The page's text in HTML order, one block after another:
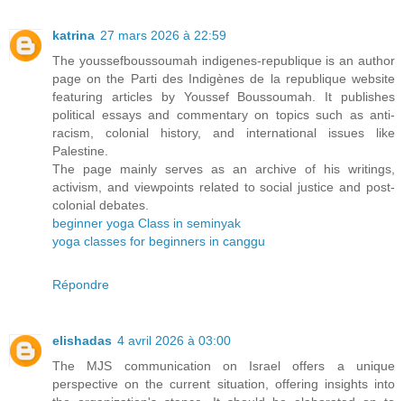
katrina 27 mars 2026 à 22:59
The youssefboussoumah indigenes-republique is an author
page on the Parti des Indigènes de la republique website
featuring articles by Youssef Boussoumah. It publishes
political essays and commentary on topics such as anti-
racism, colonial history, and international issues like
Palestine.
The page mainly serves as an archive of his writings,
activism, and viewpoints related to social justice and post-
colonial debates.
beginner yoga Class in seminyak
yoga classes for beginners in canggu
Répondre
elishadas 4 avril 2026 à 03:00
The MJS communication on Israel offers a unique
perspective on the current situation, offering insights into